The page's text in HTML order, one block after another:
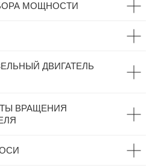
МОЩНОСТИ
ДВИГАТЕЛЬ
ВРАЩЕНИЯ